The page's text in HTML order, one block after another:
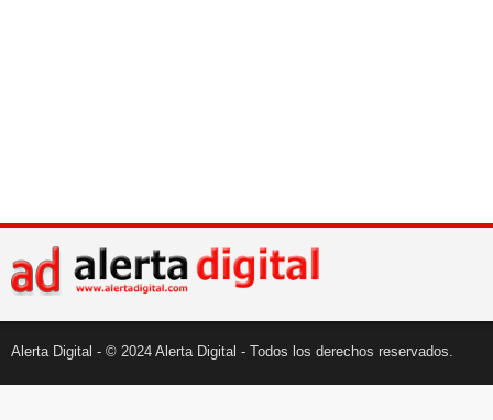
Alerta Digital - © 2024 Alerta Digital - Todos los derechos reservados.